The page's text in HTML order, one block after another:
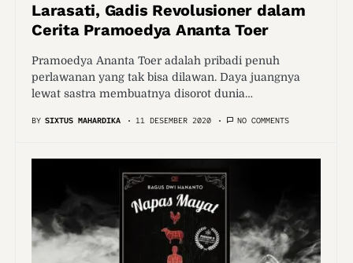
Larasati, Gadis Revolusioner dalam
Cerita Pramoedya Ananta Toer
Pramoedya Ananta Toer adalah pribadi penuh
perlawanan yang tak bisa dilawan. Daya juangnya
lewat sastra membuatnya disorot dunia…
BY SIXTUS MAHARDIKA 11 DESEMBER 2020 NO COMMENTS